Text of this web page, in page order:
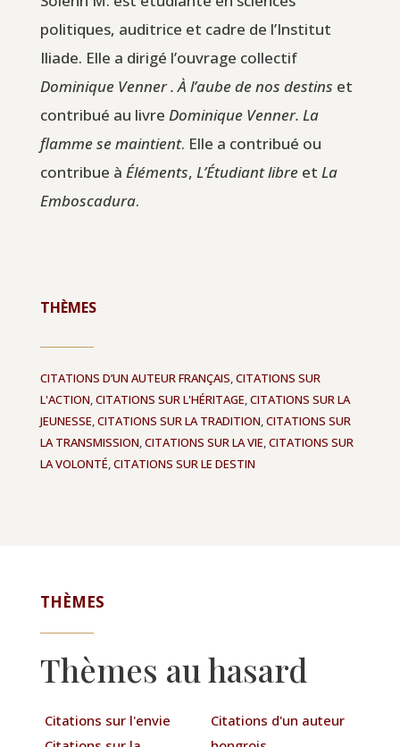
politiques, auditrice et cadre de l’Institut
Iliade. Elle a dirigé l’ouvrage collectif
Dominique Venner . À l’aube de nos destins et
contribué au livre Dominique Venner. La
flamme se maintient. Elle a contribué ou
contribue à Éléments, L’Étudiant libreet La
Emboscadura.
THÈMES
CITATIONS D’UN AUTEUR FRANÇAIS,CITATIONS SUR
L'ACTION,CITATIONS SUR L'HÉRITAGE,CITATIONS SUR LA
JEUNESSE,CITATIONS SUR LA TRADITION,CITATIONS SUR
LA TRANSMISSION,CITATIONS SUR LA VIE,CITATIONS SUR
LA VOLONTÉ,CITATIONS SUR LE DESTIN
THÈMES
Thèmes au hasard
Citations sur l'envie
Citations d'un auteur